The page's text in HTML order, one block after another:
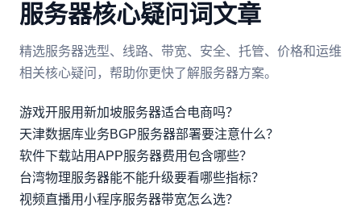
服务器核心疑问词文章
精选服务器选型、线路、带宽、安全、托管、价格和运维
相关核心疑问，帮助你更快了解服务器方案。
游戏开服用新加坡服务器适合电商吗？
天津数据库业务BGP服务器部署要注意什么？
软件下载站用APP服务器费用包含哪些？
台湾物理服务器能不能升级要看哪些指标？
视频直播用小程序服务器带宽怎么选？